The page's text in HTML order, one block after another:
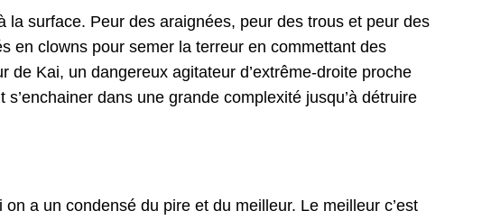
la surface. Peur des araignées, peur des trous et peur des
en clowns pour semer la terreur en commettant des
Kai, un dangereux agitateur d’extrême-droite proche
dans une grande complexité jusqu’à détruire
a un condensé du pire et du meilleur. Le meilleur c’est